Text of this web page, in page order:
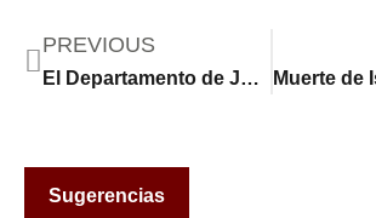
PREVIOUS
El Departamento de Justicia acusa a Trump de “mover y esconder” documentos confidenciales en su casa de Mar-a-Lago
Sugerencias